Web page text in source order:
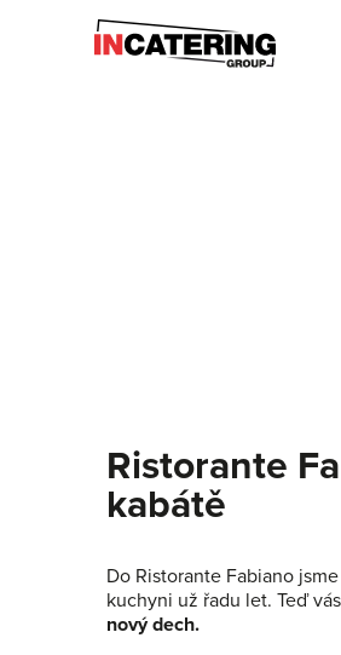
Catering
Ristorante
kabátě
Do Ristorante Fabiano
kuchyni už řadu let. Teď
nový dech.